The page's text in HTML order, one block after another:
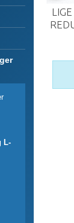
L-